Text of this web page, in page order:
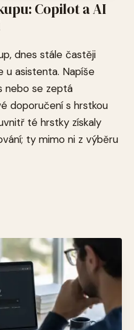
Copilot a AI
dnes stále častěji
u asistenta. Napíše
nebo se zeptá
doporučení s hrstkou
té hrstky získaly
ty mimo ni z výběru